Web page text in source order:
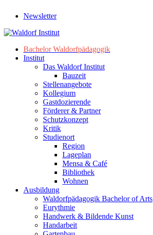
Newsletter
Bachelor Waldorfpädagogik
Institut
Das Waldorf Institut
Bauzeit
Stellenangebote
Kollegium
Gastdozierende
Förderer & Partner
Schutzkonzept
Kritik
Studienort
Region
Lageplan
Mensa & Café
Bibliothek
Wohnen
Ausbildung
Waldorfpädagogik Bachelor of Arts
Eurythmie
Handwerk & Bildende Kunst
Handarbeit